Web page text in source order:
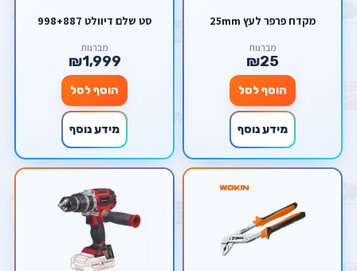
מקדח פרפר לעץ 25mm
מברגות
₪25
הוסף לסל
מידע נוסף
סט שלם דיוולט 998+887
מברגות
₪1,999
הוסף לסל
מידע נוסף